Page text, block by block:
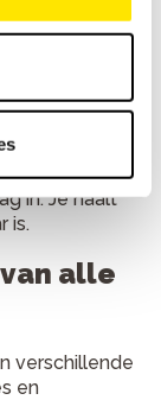
één werkdag
en
in. Je haalt
is.
alle
verschillende
en